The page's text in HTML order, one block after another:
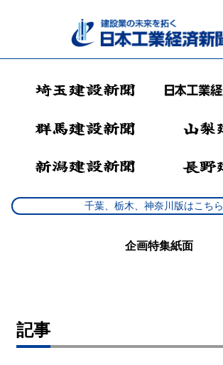
千葉、栃木、神奈川版はこちら
企画特集紙面
記事